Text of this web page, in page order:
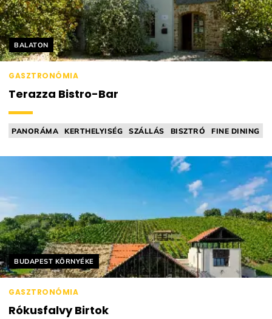
Helyszín címkék:
BALATON
GASZTRONÓMIA
Terazza Bistro-Bar
PANORÁMA KERTHELYISÉG SZÁLLÁS BISZTRÓ FINE DINING
Helyszín címkék:
BUDAPEST KÖRNYÉKE
GASZTRONÓMIA
Rókusfalvy Birtok